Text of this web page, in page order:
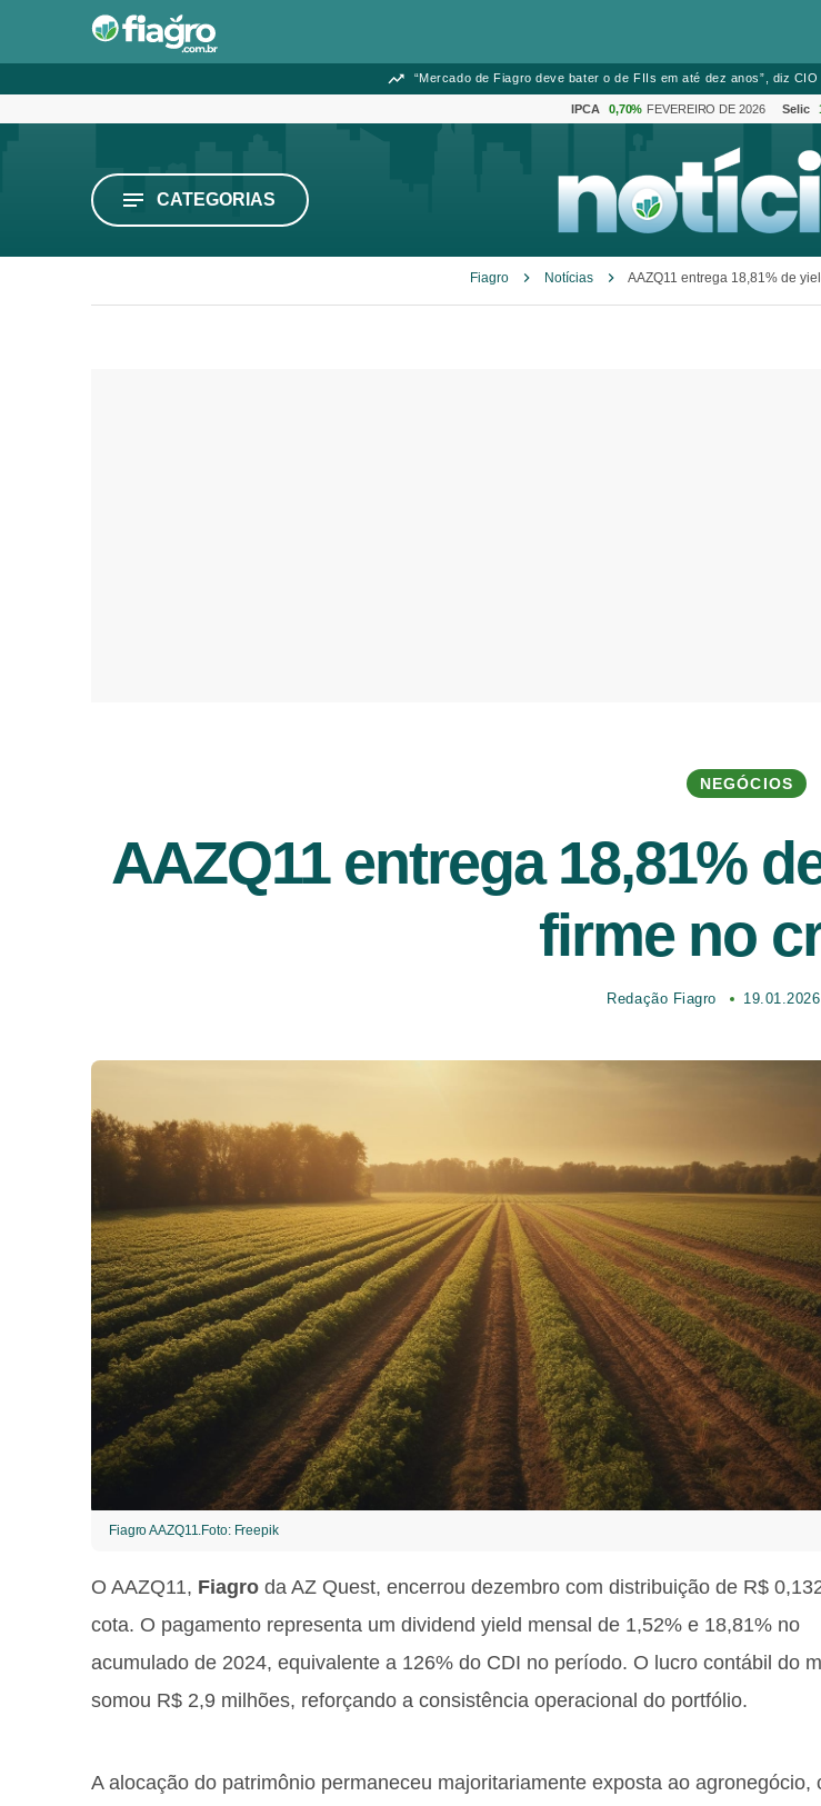
“Mercado de Fiagro deve bater o de FIIs em até dez anos”, diz
IPCA 0,70% FEVEREIRO DE 2026 Selic
CATEGORIAS
Fiagro Notícias AAZQ11 entrega 18,81% de
NEGÓCIOS
AAZQ11 entrega 18,81%
firme no
Redação Fiagro 19.01.2026
Fiagro AAZQ11.Foto: Freepik
O AAZQ11, Fiagro da AZ Quest, encerrou dezembro com distribuição de R$
cota. O pagamento representa um dividend yield mensal de 1,52% e 18,81% no
acumulado de 2024, equivalente a 126% do CDI no período. O lucro contábil do
somou R$ 2,9 milhões, reforçando a consistência operacional do portfólio.
A alocação do patrimônio permaneceu majoritariamente exposta ao agronegócio,